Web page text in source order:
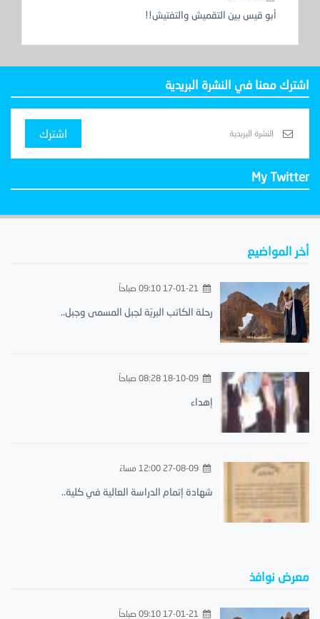
أبو قيس بين التقميش والتفتيش!!
اشترك معنا في النشرة البريدية
اشترك
My Twitter
أخر المواضيع
رحلة الكاتب البريّة لجبل المسمى وجبل..
18-10-09 08:28 صباحاً
إهداء
27-08-09 12:00 مساءً
شهادة إتمام الدراسة العالية في كلية..
معرض نوافذ